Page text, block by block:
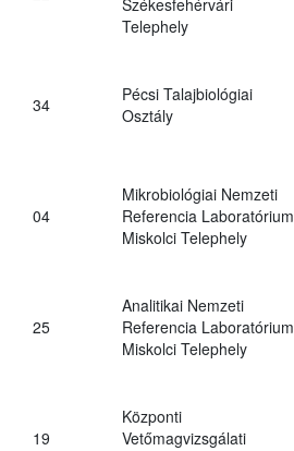
Telephely
34
Pécsi Talajbiológiai
Osztály
04
Mikrobiológiai Nemzeti
Referencia Laboratórium
Miskolci Telephely
25
Analitikai Nemzeti
Referencia Laboratórium
Miskolci Telephely
19
Központi
Vetőmagvizsgálati